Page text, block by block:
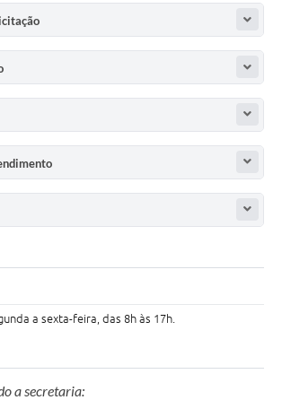
a sexta-feira, das 8h às 17h.
a secretaria: